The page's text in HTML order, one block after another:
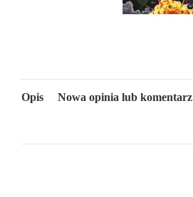
Opis
Nowa opinia lub komentarz